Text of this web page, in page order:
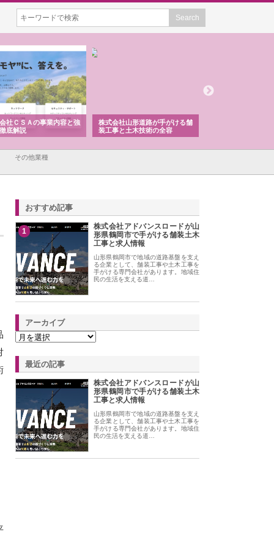
社ＣＳＡの事業内容と強
底解説
株式会社山形道路が手がける舗
装工事と土木技術の全容
その他業種
おすすめ記事
1
株式会社アドバンスロードが山
形県鶴岡市で手がける舗装土木
工事と求人情報
山形県鶴岡市で地域の道路基盤を支え
る企業として、舗装工事や土木工事を
手がける専門会社があります。地域住
民の生活を支える道…
アーカイブ
最近の記事
株式会社アドバンスロードが山
形県鶴岡市で手がける舗装土木
工事と求人情報
山形県鶴岡市で地域の道路基盤を支え
る企業として、舗装工事や土木工事を
手がける専門会社があります。地域住
民の生活を支える道…